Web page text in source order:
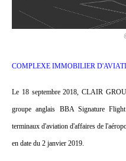
COMPLEXE IMMOBILIER
Le 18 septembre 2018, CLAIR
groupe anglais BBA Signature
terminaux d'aviation d'affaires de
en date du 2 janvier 2019.